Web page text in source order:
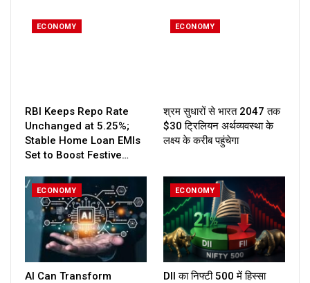
ECONOMY
RBI Keeps Repo Rate
Unchanged at 5.25%;
Stable Home Loan EMIs
Set to Boost Festive…
ECONOMY
श्रम सुधारों से भारत 2047 तक
$30 ट्रिलियन अर्थव्यवस्था के
लक्ष्य के करीब पहुंचेगा
ECONOMY
AI Can Transform
ECONOMY
DII का निफ्टी 500 में हिस्सा